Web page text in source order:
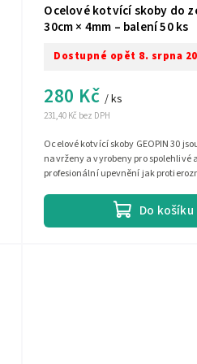
Ocelové kotvící skoby do
30cm × 4mm – balení 50 ks
Dostupné opět 8. srpna
231,40 Kč bez DPH
280 Kč / ks
Do košíku
Ocelové kotvící skoby GEOPIN 30
navrženy a vyrobeny pro spolehlivé
profesionální upevnění jak